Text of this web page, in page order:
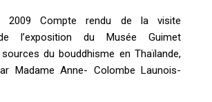
2009 Compte rendu de la visite
l’exposition du Musée Guimet
sources du bouddhisme en Thaïlande,
Madame Anne- Colombe Launois-